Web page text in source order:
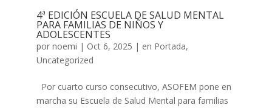
4ª EDICIÓN ESCUELA DE SALUD MENTAL
PARA FAMILIAS DE NIÑOS Y
ADOLESCENTES
por noemi | Oct 6, 2025 | en Portada,
Uncategorized
Por cuarto curso consecutivo, ASOFEM pone en
marcha su Escuela de Salud Mental para familias